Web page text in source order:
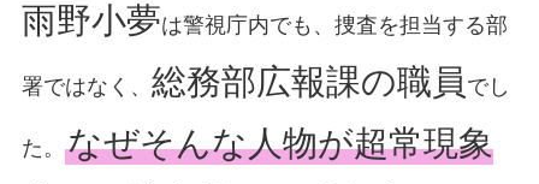
雨野小夢は警視庁内でも、捜査を担当する部
署ではなく、 総務部広報課の職員 でし
た。 なぜそんな人物が超常現象